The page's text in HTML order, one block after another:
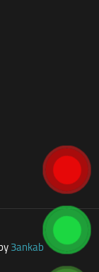
3ankab